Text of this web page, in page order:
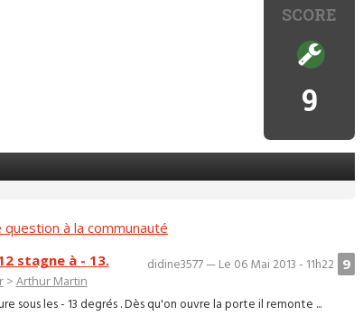
SCORE
9
à la communauté
9
didine3577 — Le 06 Mai 2013 - 11h22
stagne à - 13.
> Arthur Martin
les - 13 degrés . Dès qu'on ouvre la porte il remonte ...